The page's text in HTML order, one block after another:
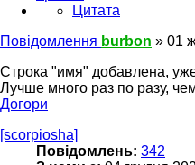
Цитата
Повідомлення burbon » 01
Строка "имя" добавлена,
Лучше много раз по разу,
Догори
[scorpiosha]
Повідомлень: 342